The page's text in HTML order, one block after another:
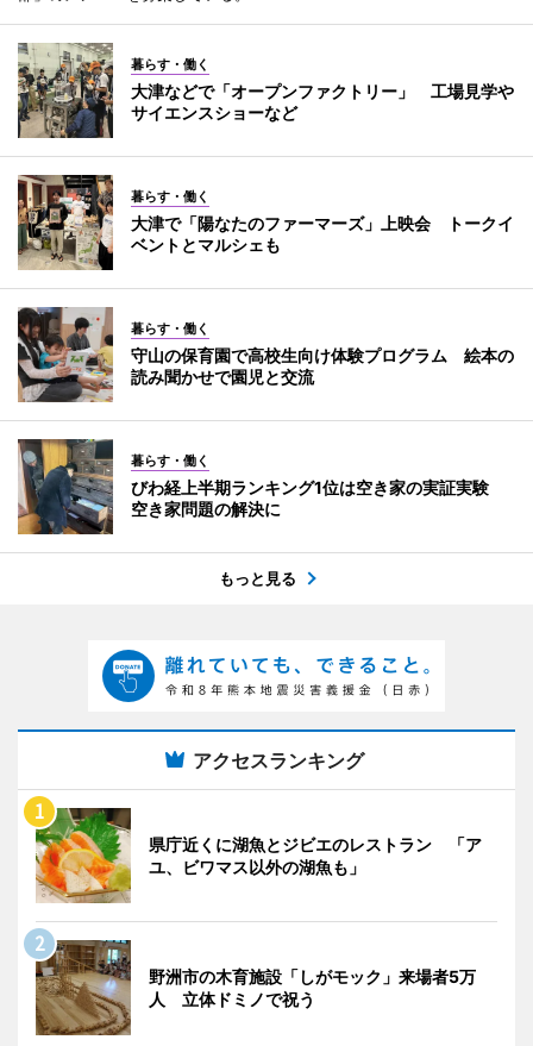
暮らす・働く
大津などで「オープンファクトリー」 工場見学や
サイエンスショーなど
暮らす・働く
大津で「陽なたのファーマーズ」上映会 トークイ
ベントとマルシェも
暮らす・働く
守山の保育園で高校生向け体験プログラム 絵本の
読み聞かせで園児と交流
暮らす・働く
びわ経上半期ランキング1位は空き家の実証実験
空き家問題の解決に
もっと見る
アクセスランキング
県庁近くに湖魚とジビエのレストラン 「ア
ユ、ビワマス以外の湖魚も」
野洲市の木育施設「しがモック」来場者5万
人 立体ドミノで祝う